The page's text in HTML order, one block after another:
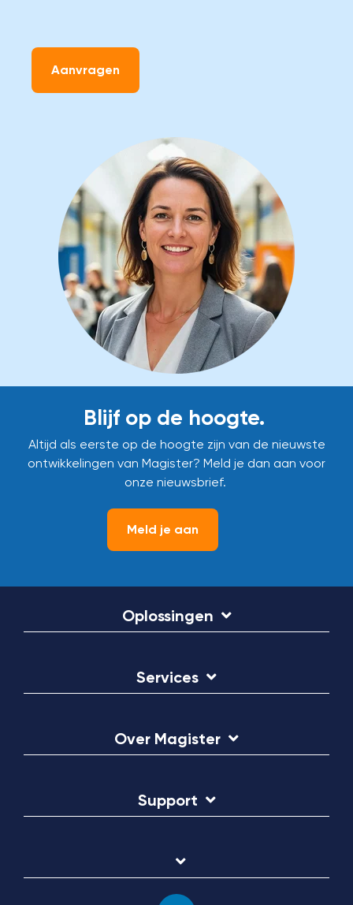
Aanvragen
Blijf op de hoogte.
Altijd als eerste op de hoogte zijn van de nieuwste
ontwikkelingen van Magister? Meld je dan aan voor
onze nieuwsbrief.
Meld je aan
Oplossingen
Services
Over Magister
Support